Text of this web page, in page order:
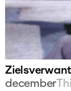
december